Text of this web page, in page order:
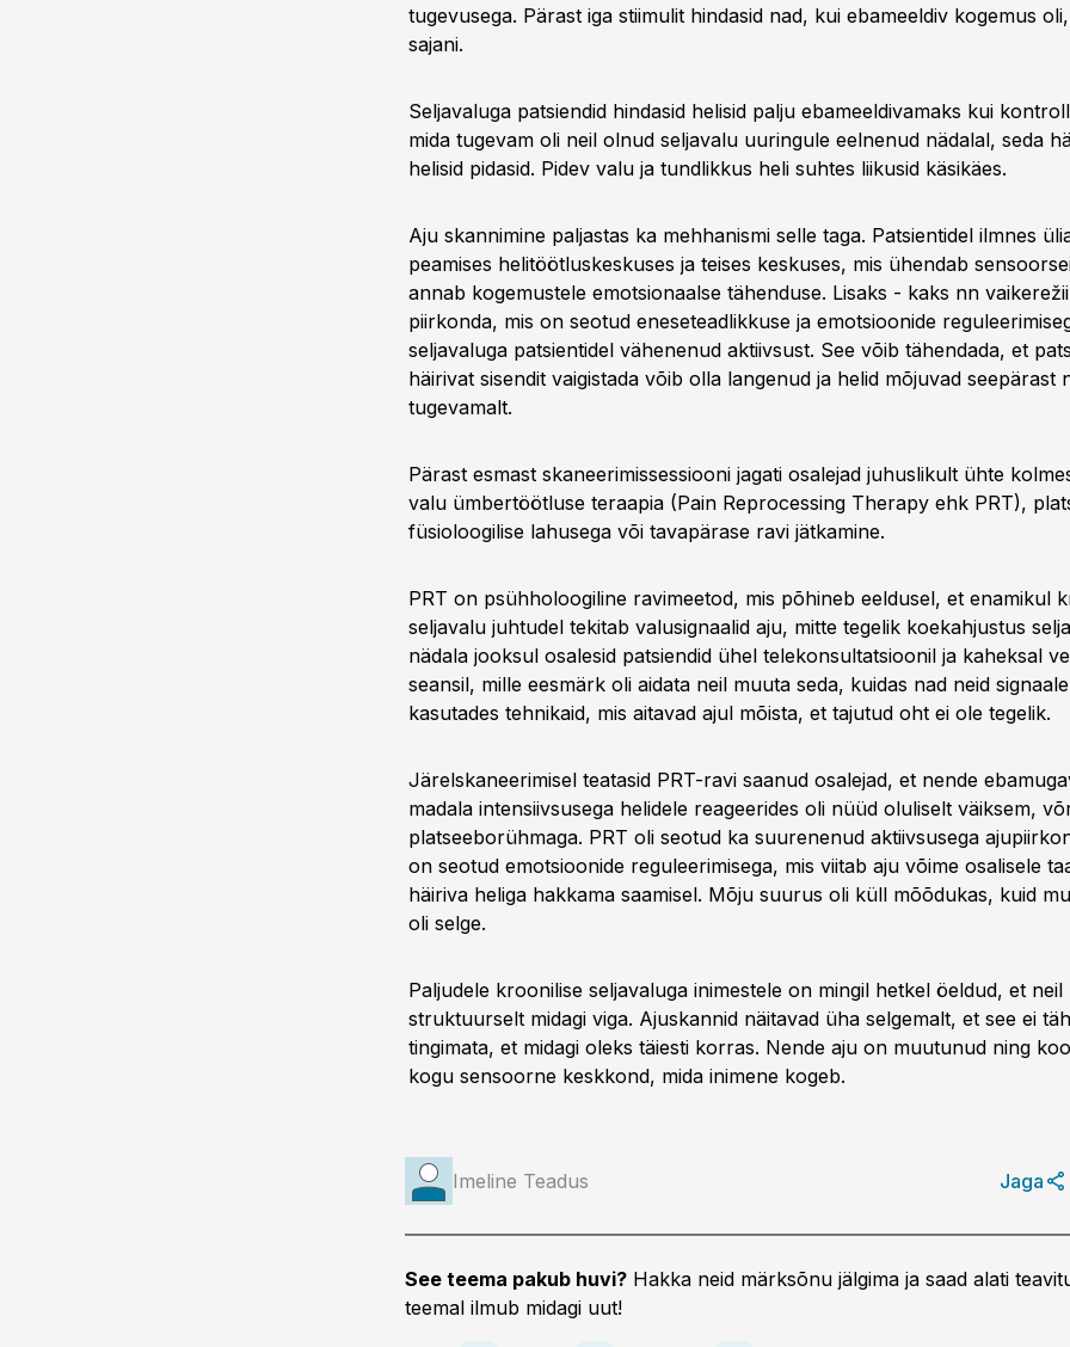
tugevusega. Pärast iga stiimulit hindasid nad, kui ebameeldiv kogemus
sajani.
Seljavaluga patsiendid hindasid helisid palju ebameeldivamaks kui
mida tugevam oli neil olnud seljavalu uuringule eelnenud nädalal, seda
helisid pidasid. Pidev valu ja tundlikkus heli suhtes liikusid käsikäes.
Aju skannimine paljastas ka mehhanismi selle taga. Patsientidel ilmnes
peamises helitöötluskeskuses ja teises keskuses, mis ühendab
annab kogemustele emotsionaalse tähenduse. Lisaks - kaks nn
piirkonda, mis on seotud eneseteadlikkuse ja emotsioonide
seljavaluga patsientidel vähenenud aktiivsust. See võib tähendada, et
häirivat sisendit vaigistada võib olla langenud ja helid mõjuvad seepärast
tugevamalt.
Pärast esmast skaneerimissessiooni jagati osalejad juhuslikult ühte
valu ümbertöötluse teraapia (Pain Reprocessing Therapy ehk PRT),
füsioloogilise lahusega või tavapärase ravi jätkamine.
PRT on psühholoogiline ravimeetod, mis põhineb eeldusel, et enamikul
seljavalu juhtudel tekitab valusignaalid aju, mitte tegelik koekahjustus
nädala jooksul osalesid patsiendid ühel telekonsultatsioonil ja kaheksal
seansil, mille eesmärk oli aidata neil muuta seda, kuidas nad neid
kasutades tehnikaid, mis aitavad ajul mõista, et tajutud oht ei ole tegelik.
Järelskaneerimisel teatasid PRT-ravi saanud osalejad, et nende
madala intensiivsusega helidele reageerides oli nüüd oluliselt väiksem,
platseeborühmaga. PRT oli seotud ka suurenenud aktiivsusega
on seotud emotsioonide reguleerimisega, mis viitab aju võime osalisele
häiriva heliga hakkama saamisel. Mõju suurus oli küll mõõdukas, kuid
oli selge.
Paljudele kroonilise seljavaluga inimestele on mingil hetkel öeldud, et neil
struktuurselt midagi viga. Ajuskannid näitavad üha selgemalt, et see ei
tingimata, et midagi oleks täiesti korras. Nende aju on muutunud ning
kogu sensoorne keskkond, mida inimene kogeb.
Imeline Teadus Jaga
See teema pakub huvi? Hakka neid märksõnu jälgima ja saad alati
teemal ilmub midagi uut!